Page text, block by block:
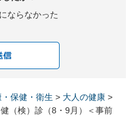
ならなかった
保健・衛生 > 大人の健康 >
（検）診（8・9月）＜事前